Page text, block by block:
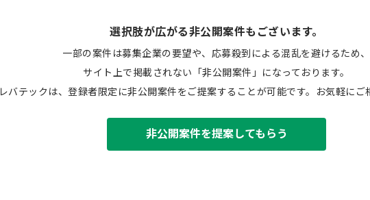
選択肢が広がる非公開案件もございます。
一部の案件は募集企業の要望や、応募殺到による混乱を避けるため、
サイト上で掲載されない「非公開案件」になっております。
レバテックは、登録者限定に非公開案件をご提案することが可能です。お気軽にご
非公開案件を提案してもらう